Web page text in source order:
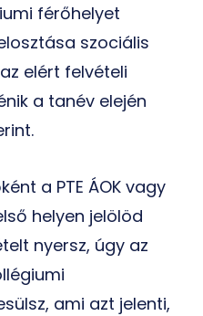
férőhelyet
szociális
elért felvételi
a tanév elején
a PTE ÁOK vagy
helyen jelölöd
nyersz, úgy az
ami azt jelenti,